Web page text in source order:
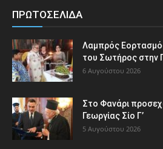
ΠΡΩΤΟΣΕΛΙΔΑ
Λαμπρός
του Σωτήρος στην
6 Αυγούστου 2026
Στο Φανάρι
Γεωργίας Σίο Γ’
5 Αυγούστου 2026